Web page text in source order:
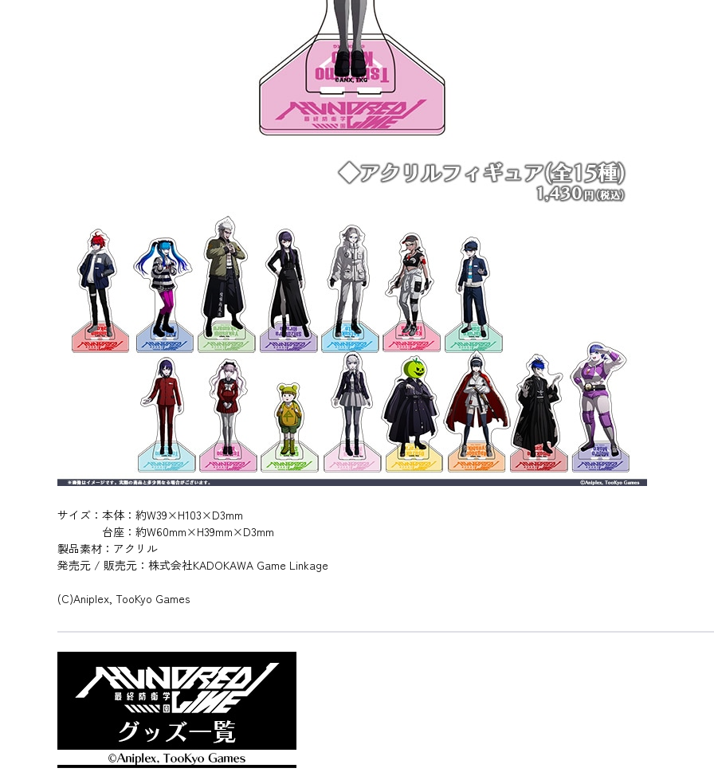
サイズ：本体：約W39×H103×D3mm
台座：約W60mm×H39mm×D3mm
製品素材：アクリル
発売元 / 販売元：株式会社KADOKAWA Game Linkage
(C)Aniplex, TooKyo Games